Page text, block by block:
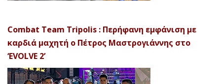
Combat Team Tripolis : Περήφανη εμφάνιση με
καρδιά μαχητή ο Πέτρος Μαστρογιάννης στο
‘EVOLVE 2’